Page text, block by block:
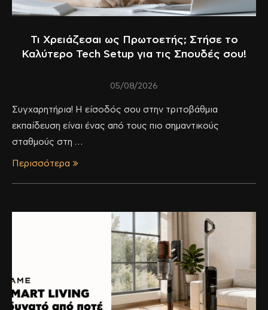
Τι Χρειάζεσαι ως Πρωτοετής; Στήσε το
Καλύτερο Tech Setup για τις Σπουδές σου!
05/08/2026
Συγχαρητήρια! Η είσοδός σου στην τριτοβάθμια
εκπαίδευση είναι ένας από τους πιο σημαντικούς
σταθμούς στη …
Περισσότερα